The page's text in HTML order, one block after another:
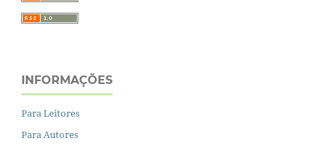
INFORMAÇÕES
Para Leitores
Para Autores